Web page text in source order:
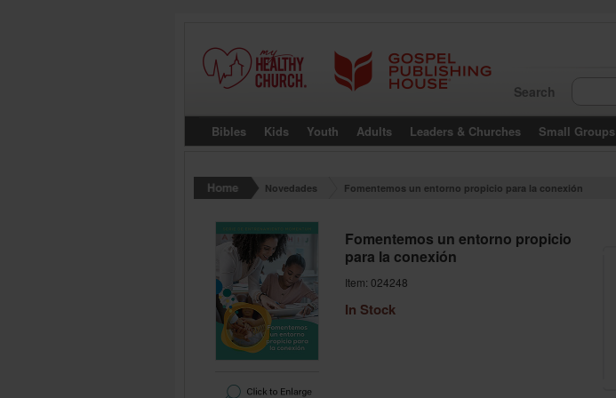
Search
Bibles Kids Youth Adults Leaders & Churches Small Groups
Novedades Fomentemos un entorno propicio para la conexión
Fomentemos un entorno propicio
para la conexión
Item: 024248
In Stock